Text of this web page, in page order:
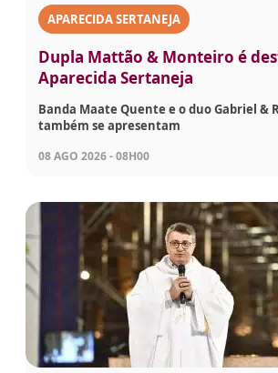
APARECIDA SERTANEJA
Dupla Mattão & Monteiro é
Aparecida Sertaneja
Banda Maate Quente e o duo Gabriel &
também se apresentam
08 AGO 2026 - 08H00